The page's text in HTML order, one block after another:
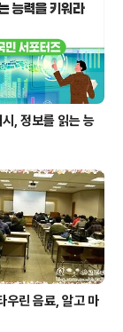
, 정보를 읽는 능
우린 음료, 알고 마